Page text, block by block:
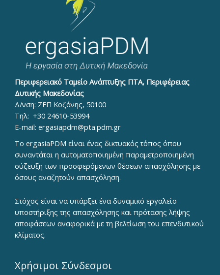
Περιφερειακό Ταμείο Ανάπτυξης ΠΤΑ, Περιφέρειας
Δυτικής Μακεδονίας
Δ/νση: ΖΕΠ Κοζάνης, 50100
Τηλ: +30 24610-53994
E-mail: ergasiapdm@pta.pdm.gr
To ergasiaPDM είναι ένας δικτυακός τόπος όπου
συναντάται η αυτοματοποιημένη παραμετροποιημένη
σύζευξη των προσφερόμενων θέσεων απασχόλησης με
όσους αναζητούν απασχόληση.
Στόχος είναι να υπάρξει ένα δυναμικό εργαλείο
υποστήριξης της απασχόλησης και πρότασης λήψης
αποφάσεων αναφορικά με τη βελτίωση του επενδυτικού
κλίματος.
Χρήσιμοι Σύνδεσμοι